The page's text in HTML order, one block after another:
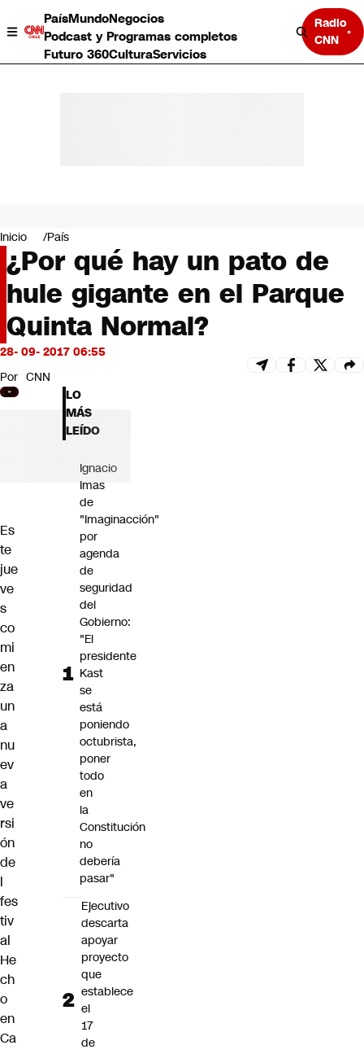
PaísMundoNegocios
Podcast y Programas completos
Futuro 360CulturaServicios
Radio
CNN
Negocios
Deportes
Programas completos
Cultura
Servicios
Bits
CNN Data
CNN tiempo
Futuro 360
Opinión
Inicio País
¿Por qué hay un pato de
hule gigante en el Parque
Quinta Normal?
28- 09- 2017 06:55
Por CNN
Es
te
jue
ve
s
co
mi
en
za
un
a
nu
ev
a
ve
rsi
ón
de
l
fes
tiv
al
He
ch
o
en
Ca
LO
MÁS
LEÍDO
Ignacio
Imas
de
"Imaginacción"
por
agenda
de
seguridad
del
Gobierno:
"El
presidente
Kast
se
está
poniendo
octubrista,
poner
todo
en
la
Constitución
no
debería
pasar"
Ejecutivo
descarta
apoyar
proyecto
que
establece
el
17
de